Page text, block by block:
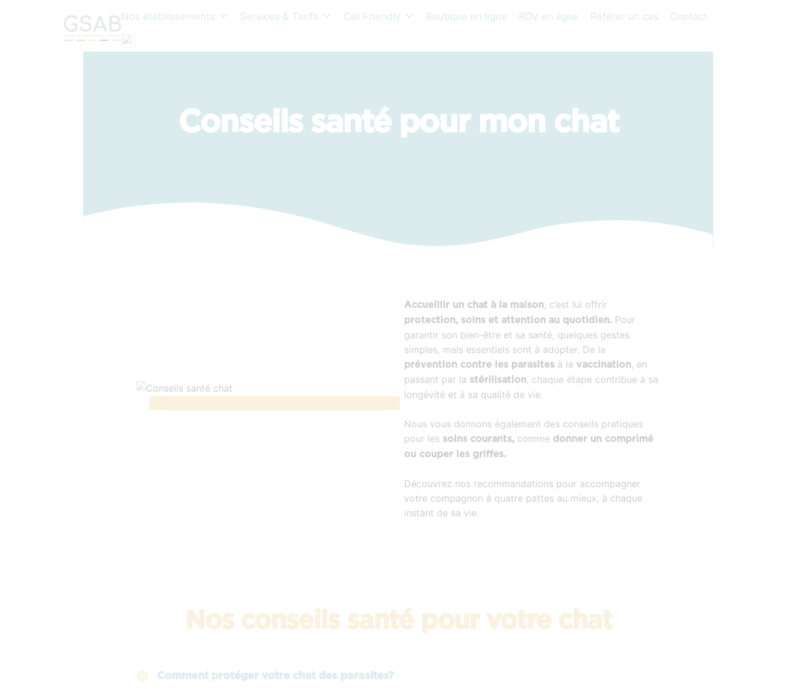
Nos établissements Services & Tarifs Cat Friendly Boutique en ligne RDV en ligne Référer un cas Contact
Conseils santé pour mon chat
Accueillir un chat à la maison, c’est lui offrir
protection, soins et attention au quotidien. Pour
garantir son bien-être et sa santé, quelques gestes
simples, mais essentiels sont à adopter. De la
prévention contre les parasites à la vaccination, en
passant par la stérilisation, chaque étape contribue à sa
longévité et à sa qualité de vie.
Nous vous donnons également des conseils pratiques
pour les soins courants, comme donner un comprimé
ou couper les griffes.
Découvrez nos recommandations pour accompagner
votre compagnon à quatre pattes au mieux, à chaque
instant de sa vie.
Nos conseils santé pour votre chat
Comment protéger votre chat des parasites?